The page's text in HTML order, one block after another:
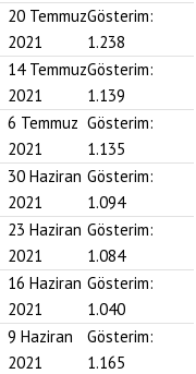
20 Temmuz
2021
Gösterim:
1.238
14 Temmuz
2021
Gösterim:
1.139
6 Temmuz
2021
Gösterim:
1.135
30 Haziran
2021
Gösterim:
1.094
23 Haziran
2021
Gösterim:
1.084
16 Haziran
2021
Gösterim:
1.040
9 Haziran
2021
Gösterim:
1.165